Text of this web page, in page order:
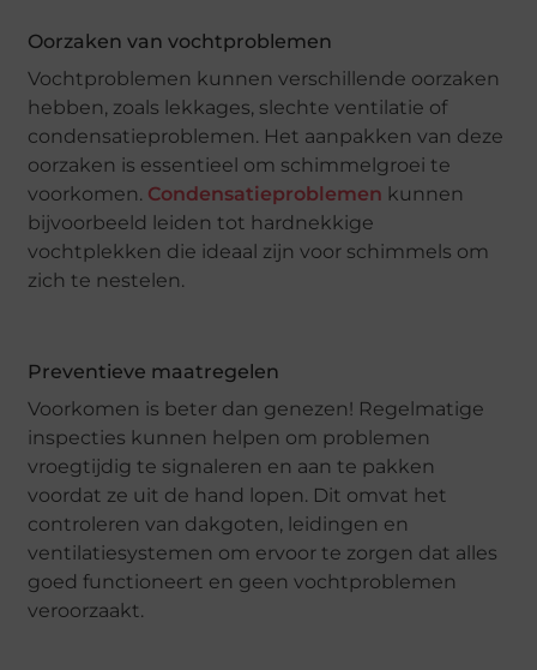
Oorzaken van vochtproblemen
Vochtproblemen kunnen verschillende oorzaken
hebben, zoals lekkages, slechte ventilatie of
condensatieproblemen. Het aanpakken van deze
oorzaken is essentieel om schimmelgroei te
voorkomen. Condensatieproblemen kunnen
bijvoorbeeld leiden tot hardnekkige
vochtplekken die ideaal zijn voor schimmels om
zich te nestelen.
Preventieve maatregelen
Voorkomen is beter dan genezen! Regelmatige
inspecties kunnen helpen om problemen
vroegtijdig te signaleren en aan te pakken
voordat ze uit de hand lopen. Dit omvat het
controleren van dakgoten, leidingen en
ventilatiesystemen om ervoor te zorgen dat alles
goed functioneert en geen vochtproblemen
veroorzaakt.